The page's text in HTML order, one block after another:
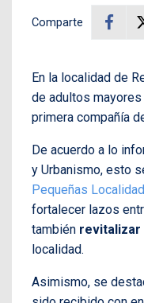
Comparte
En la localidad de
de adultos
primera compañía
De acuerdo a lo
y Urbanismo, esto
Pequeñas
fortalecer lazos
también revitalizar
localidad.
Asimismo, se